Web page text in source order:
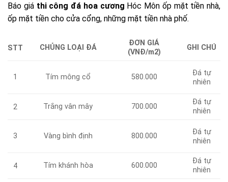
Báo giá thi công đá hoa cương Hóc Môn ốp mặt tiền nhà,
ốp mặt tiền cho cửa cổng, những mặt tiền nhà phố.
STT CHỦNG LOẠI ĐÁ
ĐƠN GIÁ
(VNĐ/m2)
GHI CHÚ
1 Tím mông cổ 580.000
Đá tự
nhiên
2 Trắng vân mây 700.000
Đá tự
nhiên
3 Vàng bình định 800.000
Đá tự
nhiên
4 Tím khánh hòa 600.000
Đá tự
nhiên